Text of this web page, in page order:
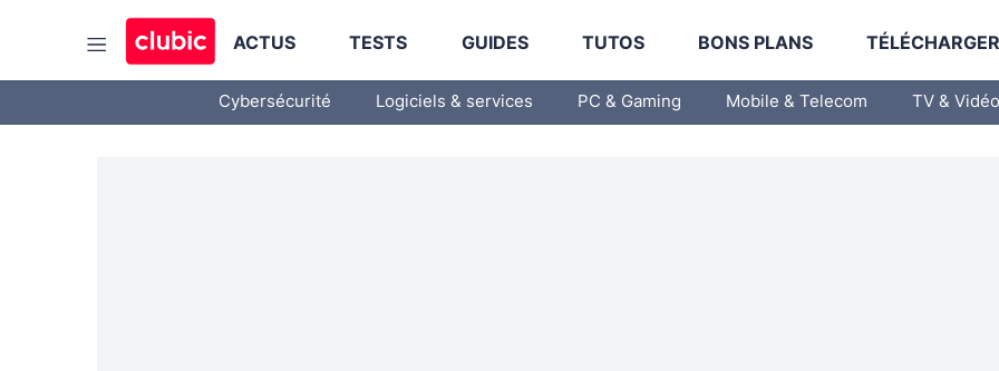
ACTUS TESTS GUIDES TUTOS BONS PLANS
Cybersécurité Logiciels & services PC & Gaming Mobile & Telecom TV & Vidéo